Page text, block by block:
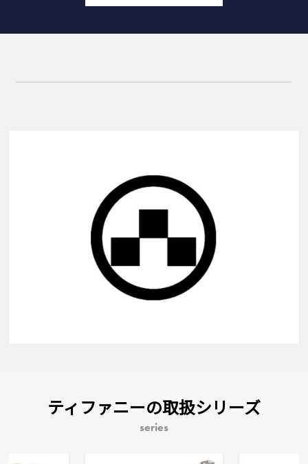
ティファニーの取扱シリーズ
series